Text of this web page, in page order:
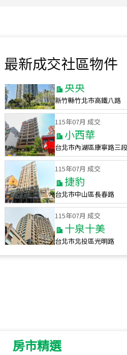
最新成交社區物件
115年07月 成交
央央
新竹縣竹北市高鐵八路
115年07月 成交
小西華
台北市內湖區康寧路三段
115年07月 成交
捷豹
台北市中山區長春路
115年07月 成交
十泉十美
台北市北投區光明路
115
房市精選